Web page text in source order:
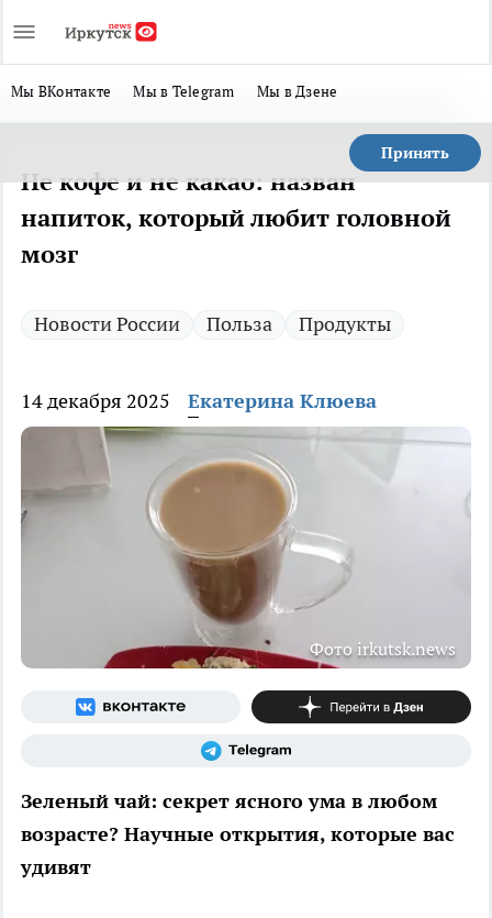
Мы ВКонтакте Мы в Telegram Мы в Дзене
Принять
Не кофе и не какао: назван
напиток, который любит головной
мозг
Новости России Польза Продукты
14 декабря 2025 Екатерина Клюева
Фото irkutsk.news
Зеленый чай: секрет ясного ума в любом
возрасте? Научные открытия, которые вас
удивят